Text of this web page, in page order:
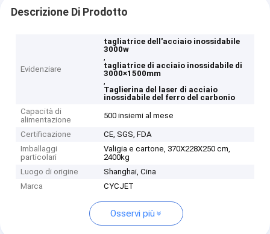
Descrizione Di Prodotto
Evidenziare
tagliatrice dell'acciaio inossidabile
3000w
,
tagliatrice di acciaio inossidabile di
3000×1500mm
,
Taglierina del laser di acciaio
inossidabile del ferro del carbonio
Capacità di
alimentazione
500 insiemi al mese
Certificazione
CE, SGS, FDA
Imballaggi
particolari
Valigia e cartone, 370X228X250 cm,
2400kg
Luogo di origine
Shanghai, Cina
Marca
CYCJET
Osservi più